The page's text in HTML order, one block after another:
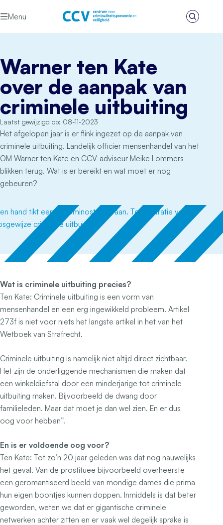
Menu
Zoeken
Warner ten Kate
over de aanpak van
criminele uitbuiting
Laatst gewijzigd op: 08-11-2023
Het afgelopen jaar is er flink ingezet op de aanpak van
criminele uitbuiting. Landelijk officier mensenhandel van het
OM Warner ten Kate en CCV-adviseur Meike Lommers
blikken terug. Wat is er bereikt en wat moet er nog
gebeuren?
Wat is criminele uitbuiting precies?
Ten Kate: Criminele uitbuiting is een vorm van
mensenhandel en een erg ingewikkeld probleem. Artikel
273f is niet voor niets het langste artikel in het van het
Wetboek van Strafrecht.
Criminele uitbuiting is namelijk niet altijd direct zichtbaar.
Het zijn de onderliggende mechanismen die maken dat
een winkeldiefstal door een minderjarige tot criminele
uitbuiting maken. Bijvoorbeeld de dwang door
familieleden. Maar dat moet je dan wel zien. En er dus
oog voor hebben”.
En is er voldoende oog voor?
Ten Kate: Tot zo’n 20 jaar geleden was dat nog nauwelijks
het geval. Van de prostituee bijvoorbeeld overheerste
een geromantiseerd beeld van mondige dames die prima
hun eigen boontjes kunnen doppen. Inmiddels is dat beter
geworden, weten we dat er gigantische criminele
netwerken achter zitten en er vaak wel degelijk sprake is